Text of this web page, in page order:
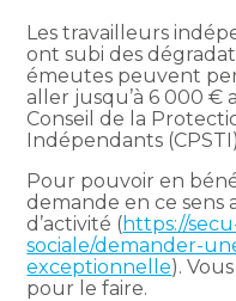
Les travailleurs
ont subi des
émeutes peuvent
aller jusqu’à 6 000 €
Conseil de la
Indépendants
Pour pouvoir en
demande en ce sens
d’activité (https://
sociale/demander-
exceptionnelle).
pour le faire.